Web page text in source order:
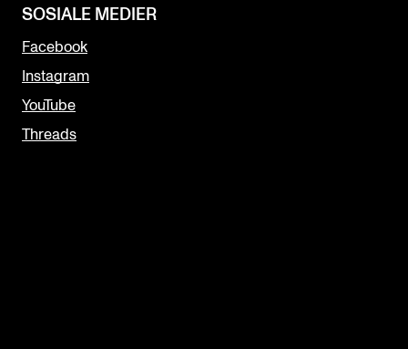
SOSIALE MEDIER
Facebook
Instagram
YouTube
Threads